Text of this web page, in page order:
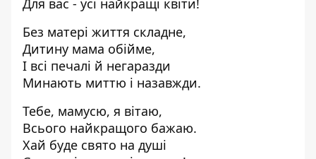
Для вас - усі найкращі квіти!
Без матері життя складне,
Дитину мама обійме,
І всі печалі й негаразди
Минають миттю і назавжди.
Тебе, мамусю, я вітаю,
Всього найкращого бажаю.
Хай буде свято на душі